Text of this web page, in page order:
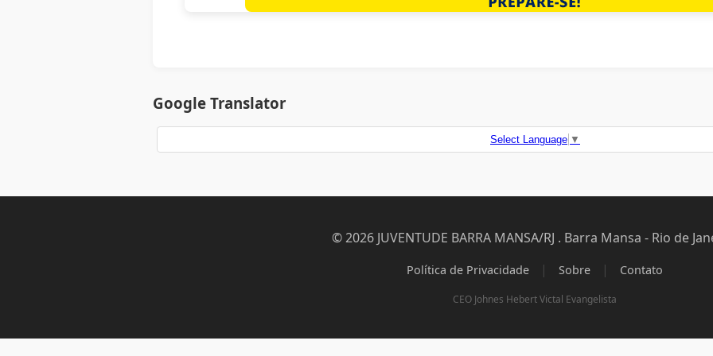
Google Translator
Select Language ▼
© 2026 JUVENTUDE BARRA MANSA/RJ . Barra Mansa - Rio de
Política de Privacidade | Sobre | Contato
CEO Johnes Hebert Victal Evangelista